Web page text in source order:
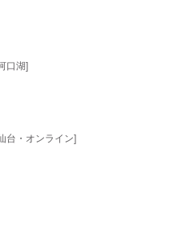
口湖]
台・オンライン]